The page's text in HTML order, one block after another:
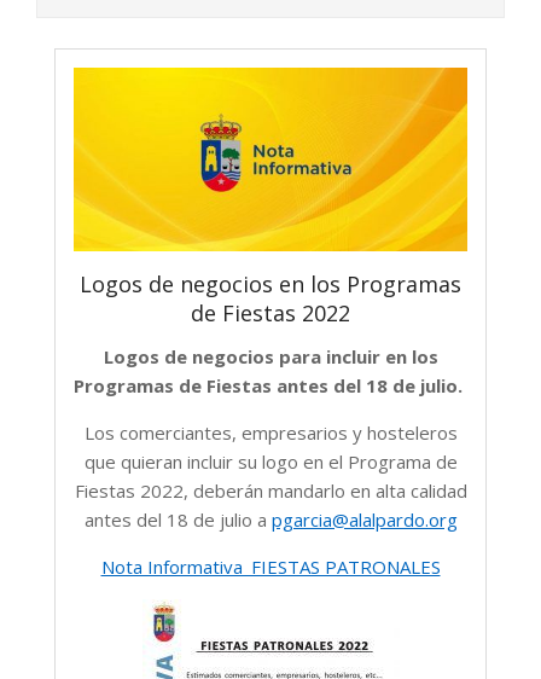
Logos de negocios en los Programas
de Fiestas 2022
Logos de negocios para incluir en los
Programas de Fiestas antes del 18 de julio.
Los comerciantes, empresarios y hosteleros
que quieran incluir su logo en el Programa de
Fiestas 2022, deberán mandarlo en alta calidad
antes del 18 de julio a pgarcia@alalpardo.org
Nota Informativa_FIESTAS PATRONALES